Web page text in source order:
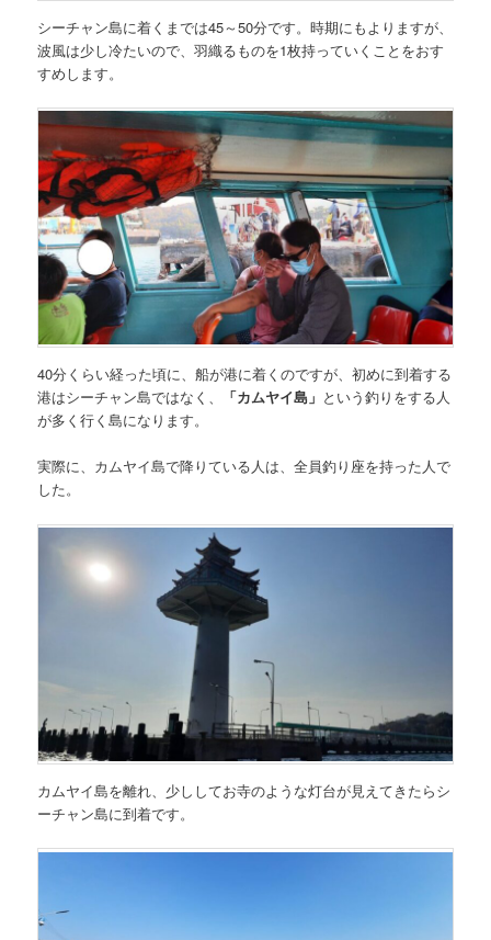
シーチャン島に着くまでは45～50分です。時期にもよりますが、
波風は少し冷たいので、羽織るものを1枚持っていくことをおす
すめします。
40分くらい経った頃に、船が港に着くのですが、初めに到着する
港はシーチャン島ではなく、
「カムヤイ島」 という釣りをする人
が多く行く島になります。
実際に、カムヤイ島で降りている人は、全員釣り座を持った人で
した。
カムヤイ島を離れ、少ししてお寺のような灯台が見えてきたらシ
ーチャン島に到着です。